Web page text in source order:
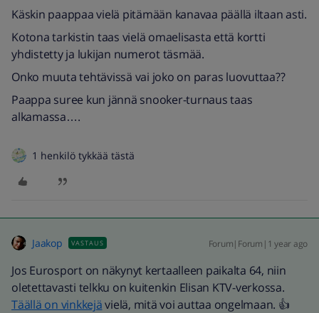
Käskin paappaa vielä pitämään kanavaa päällä iltaan asti.
Kotona tarkistin taas vielä omaelisasta että kortti
yhdistetty ja lukijan numerot täsmää.
Onko muuta tehtävissä vai joko on paras luovuttaa??
Paappa suree kun jännä snooker-turnaus taas
alkamassa….
1 henkilö tykkää tästä
Jaakop VASTAUS Forum|Forum|1 year ago
Jos Eurosport on näkynyt kertaalleen paikalta 64, niin
oletettavasti telkku on kuitenkin Elisan KTV-verkossa.
Täällä on vinkkejävielä, mitä voi auttaa ongelmaan. 👍